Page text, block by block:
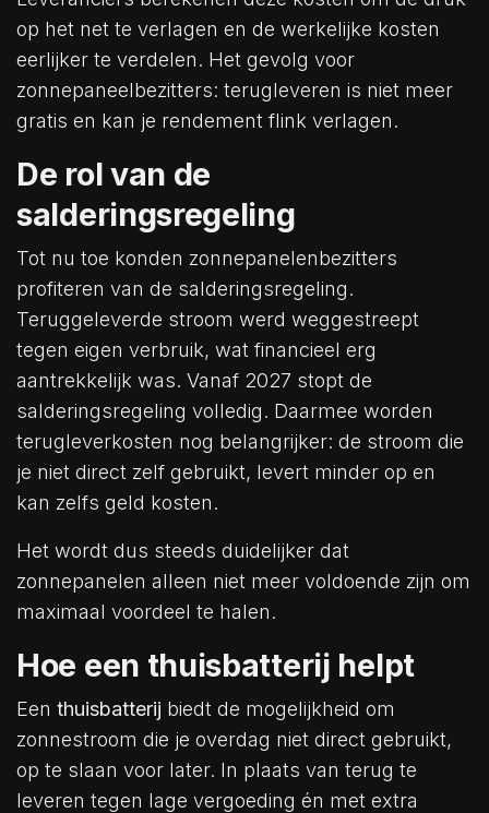
op het net te verlagen en de werkelijke kosten
eerlijker te verdelen. Het gevolg voor
zonnepaneelbezitters: terugleveren is niet meer
gratis en kan je rendement flink verlagen.
De rol van de
salderingsregeling
Tot nu toe konden zonnepanelenbezitters
profiteren van de salderingsregeling.
Teruggeleverde stroom werd weggestreept
tegen eigen verbruik, wat financieel erg
aantrekkelijk was. Vanaf 2027 stopt de
salderingsregeling volledig. Daarmee worden
terugleverkosten nog belangrijker: de stroom die
je niet direct zelf gebruikt, levert minder op en
kan zelfs geld kosten.
Het wordt dus steeds duidelijker dat
zonnepanelen alleen niet meer voldoende zijn om
maximaal voordeel te halen.
Hoe een thuisbatterij helpt
Een thuisbatterij biedt de mogelijkheid om
zonnestroom die je overdag niet direct gebruikt,
op te slaan voor later. In plaats van terug te
leveren tegen lage vergoeding én met extra